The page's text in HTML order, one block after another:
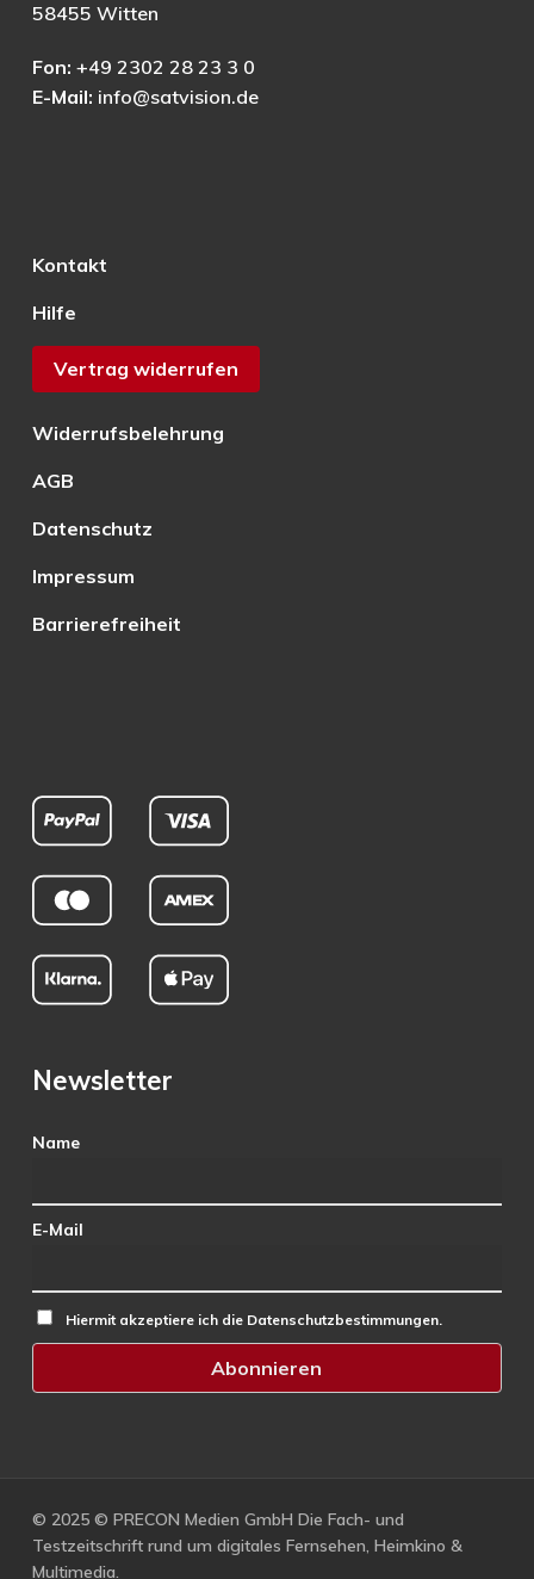
58455 Witten
Fon: +49 2302 28 23 3 0
E-Mail: info@satvision.de
Kontakt
Hilfe
Vertrag widerrufen
Widerrufsbelehrung
AGB
Datenschutz
Impressum
Barrierefreiheit
Newsletter
Name
E-Mail
Hiermit akzeptiere ich die Datenschutzbestimmungen.
© 2025 © PRECON Medien GmbH Die Fach- und
Testzeitschrift rund um digitales Fernsehen, Heimkino &
Multimedia.